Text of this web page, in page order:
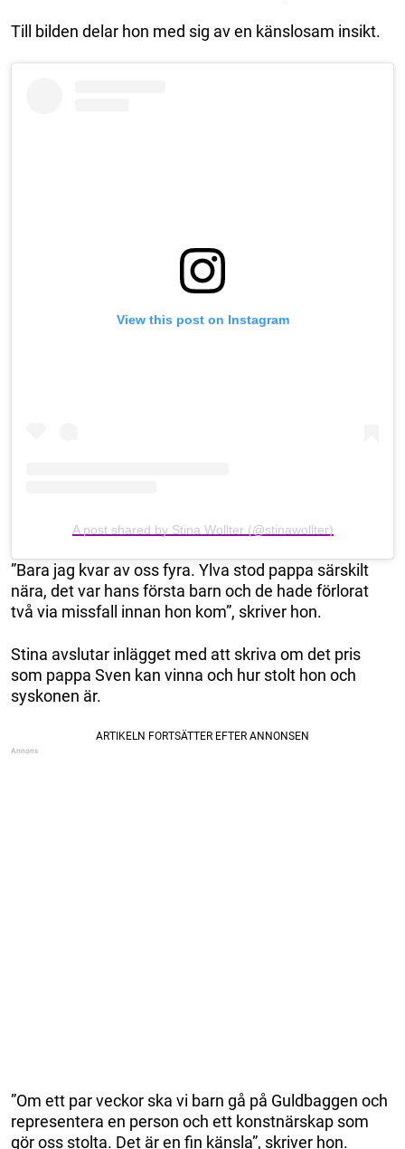
Till bilden delar hon med sig av en känslosam insikt.
View this post on Instagram
A post shared by Stina Wollter (@stinawollter)
”Bara jag kvar av oss fyra. Ylva stod pappa särskilt
nära, det var hans första barn och de hade förlorat
två via missfall innan hon kom”, skriver hon.
Stina avslutar inlägget med att skriva om det pris
som pappa Sven kan vinna och hur stolt hon och
syskonen är.
”Om ett par veckor ska vi barn gå på Guldbaggen och
representera en person och ett konstnärskap som
gör oss stolta. Det är en fin känsla”, skriver hon.